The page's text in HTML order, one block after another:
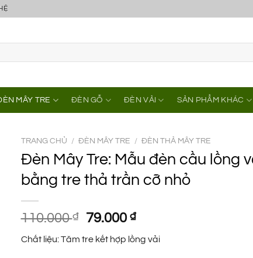
MÂY TRE ĐÈN GỖ ĐÈN VẢI SẢN PHẨM KHÁC
TRANG CHỦ / ĐÈN MÂY TRE / ĐÈN THẢ MÂY TRE
Đèn Mây Tre: Mẫu đèn cầu lồng
bằng tre thả trần cỡ nhỏ
110.000₫
Giá
gốc
là:
79.000 ₫Giá
tại
Chất liệu: Tăm tre kết hợp lồng vải